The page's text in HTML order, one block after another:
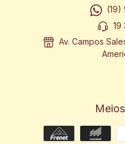
19
Av. Campos